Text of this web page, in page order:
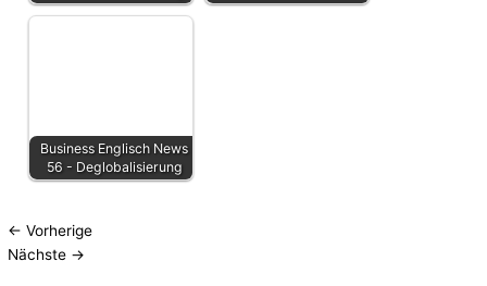
Business Englisch News
56 - Deglobalisierung
← Vorherige
Nächste →